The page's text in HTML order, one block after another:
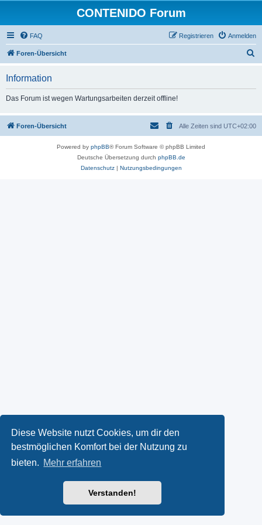
Diese Website nutzt Cookies, um dir den
bestmöglichen Komfort bei der Nutzung zu
bieten. Mehr erfahren
Verstanden!
CONTENIDO Forum
FAQ Anmelden
Registrieren
Foren-Übersicht
Information
Das Forum ist wegen Wartungsarbeiten derzeit offline!
Foren-Übersicht Alle Zeiten sind UTC+02:00
Powered by phpBB® Forum Software © phpBB Limited
Deutsche Übersetzung durch phpBB.de
Datenschutz| Nutzungsbedingungen